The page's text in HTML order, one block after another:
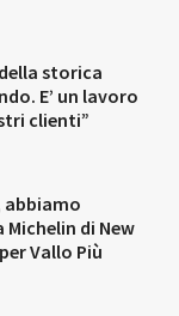
storica
E’ un lavoro
clienti”
abbiamo
di New
Vallo Più